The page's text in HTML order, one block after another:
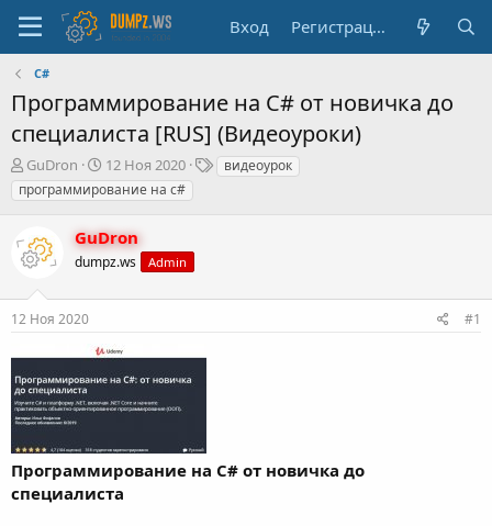
Вход Регистрация
C#
Программирование на C# от новичка до
специалиста [RUS] (Видеоуроки)
А
в
т
р
т
м
ы
GuDron
Д
а
т
н
а
а
12 Ноя 2020
Твидеоурок
программирование на c#
GuDron
dumpz.ws Admin
12 Ноя 2020 #1
Программирование на C# от новичка до
специалиста